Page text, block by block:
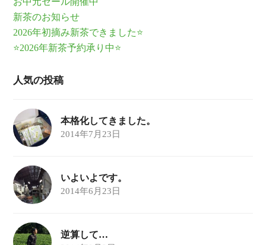
新茶のお知らせ
2026年初摘み新茶できました⭐
⭐2026年新茶予約承り中⭐
人気の投稿
本格化してきました。
2014年7月23日
いよいよです。
2014年6月23日
逆算して…